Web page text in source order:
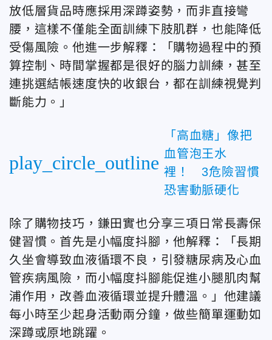
放低層貨品時應採用深蹲姿勢，而非直接彎
腰，這樣不僅能全面訓練下肢肌群，也能降低
受傷風險。他進一步解釋：「購物過程中的預
算控制、時間掌握都是很好的腦力訓練，甚至
連挑選結帳速度快的收銀台，都在訓練視覺判
斷能力。」
play_circle_outline
「高血糖」像把
血管泡王水
裡！ 3危險習慣
恐害動脈硬化
除了購物技巧，鎌田實也分享三項日常長壽保
健習慣。首先是小幅度抖腳，他解釋：「長期
久坐會導致血液循環不良，引發糖尿病及心血
管疾病風險，而小幅度抖腳能促進小腿肌肉幫
浦作用，改善血液循環並提升體溫。」他建議
每小時至少起身活動兩分鐘，做些簡單運動如
深蹲或原地跳躍。